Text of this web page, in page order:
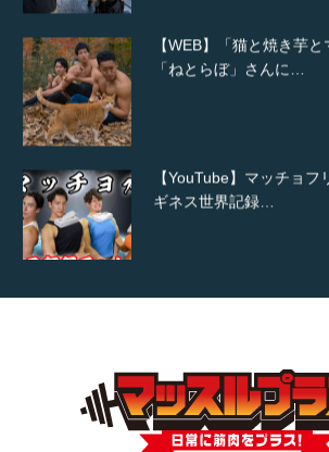
「ねとらぼ」さんに…
ギネス世界記録…
【TV】TBS番組「ひる
TOKYO FMラジオ番組「